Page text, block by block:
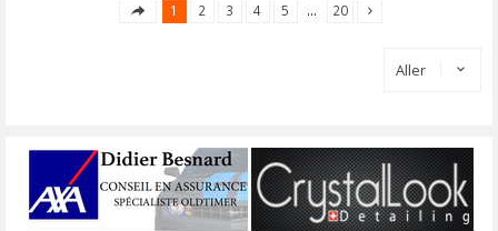
1 2 3 4 5 … 20
Aller